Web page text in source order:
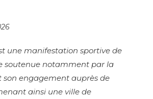
une manifestation sportive de
soutenue notamment par la
son engagement auprès de
ainsi une ville de